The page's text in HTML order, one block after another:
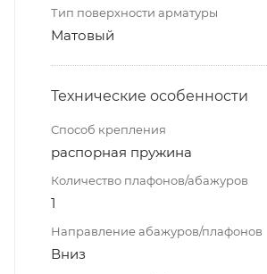
Тип поверхности арматуры
Матовый
Технические особенности
Способ крепления
распорная пружина
Количество плафонов/абажуров
1
Направление абажуров/плафонов
Вниз